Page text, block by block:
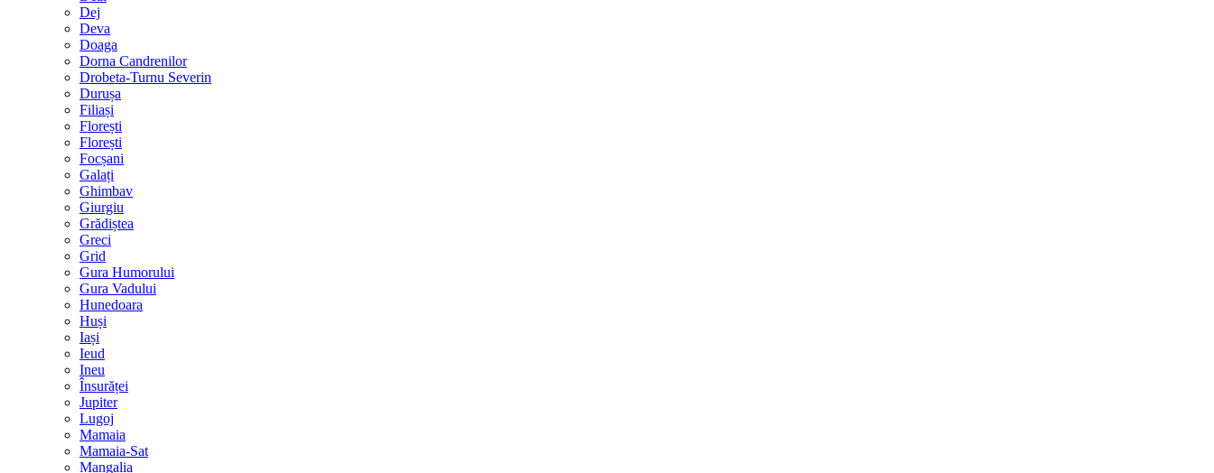
Dej
Deva
Doaga
Dorna Candrenilor
Drobeta-Turnu Severin
Durușa
Filiași
Florești
Florești
Focșani
Galați
Ghimbav
Giurgiu
Grădiștea
Greci
Grid
Gura Humorului
Gura Vadului
Hunedoara
Huși
Iași
Ieud
Ineu
Însurăței
Jupiter
Lugoj
Mamaia
Mamaia-Sat
Mangalia